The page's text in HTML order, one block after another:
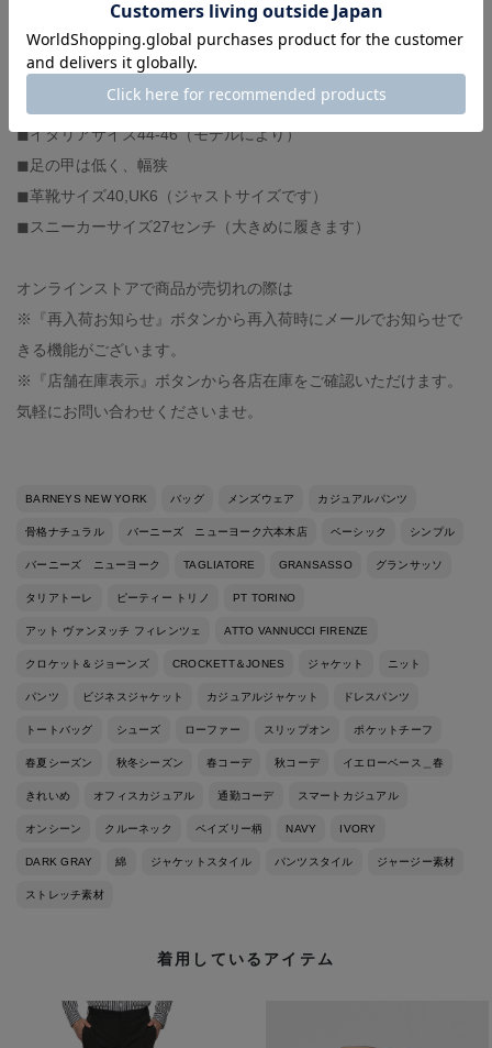
-スタッフ体型-
◼︎身長174センチ、体重60キロ
◼︎撫で肩、肩幅狭め
◼︎イタリアサイズ44-46（モデルにより）
◼︎足の甲は低く、幅狭
◼︎革靴サイズ40,UK6（ジャストサイズです）
◼︎スニーカーサイズ27センチ（大きめに履きます）
オンラインストアで商品が売切れの際は
※『再入荷お知らせ』ボタンから再入荷時にメールでお知らせで
きる機能がございます。
※『店舗在庫表示』ボタンから各店在庫をご確認いただけます。
気軽にお問い合わせくださいませ。
BARNEYS NEW YORK バッグ メンズウェア カジュアルパンツ
骨格ナチュラル バーニーズ ニューヨーク六本木店 ベーシック シンプル
バーニーズ ニューヨーク TAGLIATORE GRANSASSO グランサッソ
タリアトーレ ピーティー トリノ PT TORINO
アット ヴァンヌッチ フィレンツェ ATTO VANNUCCI FIRENZE
クロケット＆ジョーンズ CROCKETT＆JONES ジャケット ニット
パンツ ビジネスジャケット カジュアルジャケット ドレスパンツ
トートバッグ シューズ ローファー スリップオン ポケットチーフ
春夏シーズン 秋冬シーズン 春コーデ 秋コーデ イエローベース＿春
きれいめ オフィスカジュアル 通勤コーデ スマートカジュアル
オンシーン クルーネック ペイズリー柄 NAVY IVORY
DARK GRAY 綿 ジャケットスタイル パンツスタイル ジャージー素材
ストレッチ素材
着用しているアイテム